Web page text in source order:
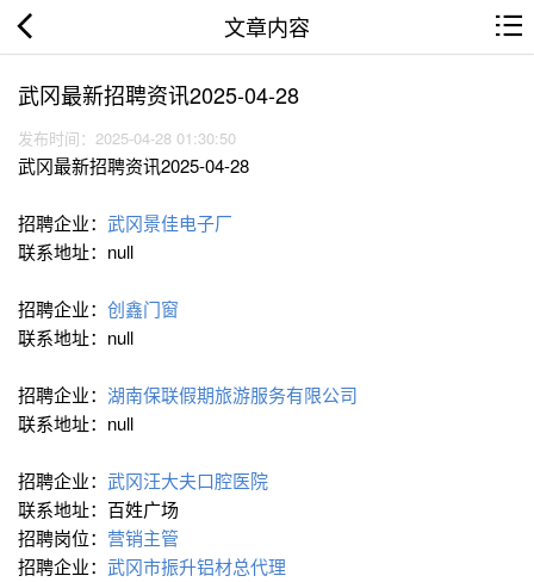
文章内容
武冈最新招聘资讯2025-04-28
发布时间：2025-04-28 01:30:50
武冈最新招聘资讯2025-04-28
招聘企业： 武冈景佳电子厂
联系地址：null
招聘企业： 创鑫门窗
联系地址：null
招聘企业： 湖南保联假期旅游服务有限公司
联系地址：null
招聘企业： 武冈汪大夫口腔医院
联系地址：百姓广场
招聘岗位： 营销主管
招聘企业： 武冈市振升铝材总代理